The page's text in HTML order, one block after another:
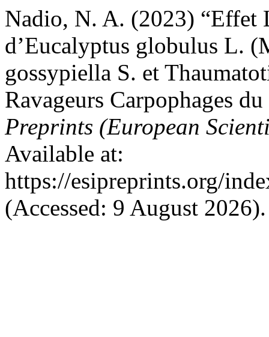
Nadio, N. A. (2023) “Effet
d’Eucalyptus globulus L.
gossypiella S. et
Ravageurs Carpophages
Preprints (European
Available at:
https://esipreprints.org/
(Accessed: 9 August 2026).